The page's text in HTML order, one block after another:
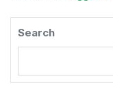
Search